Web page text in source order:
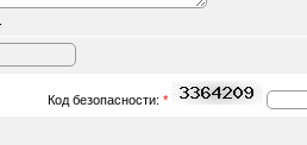
Код безопасности: *